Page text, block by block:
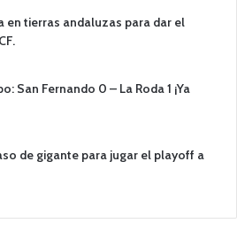
en tierras andaluzas para dar el
San Fernando 0 – La Roda 1 ¡Ya
de gigante para jugar el playoff a